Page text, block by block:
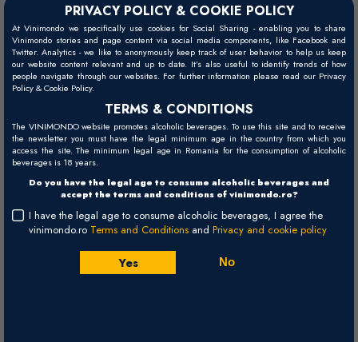
PRIVACY POLICY & COOKIE POLICY
At Vinimondo we specifically use cookies for Social Sharing - enabling you to share
Vinimondo stories and page content via social media components, like Facebook and
Twitter. Analytics - we like to anonymously keep track of user behavior to help us keep
our website content relevant and up to date. It’s also useful to identify trends of how
people navigate through our websites. For further information please read our Privacy
Policy & Cookie Policy.
TERMS & CONDITIONS
The VINIMONDO website promotes alcoholic beverages. To use this site and to receive
the newsletter you must have the legal minimum age in the country from which you
access the site. The minimum legal age in Romania for the consumption of alcoholic
beverages is 18 years.
Do you have the legal age to consume alcoholic beverages and
accept the terms and conditions of vinimondo.ro?
I have the legal age to consume alcoholic beverages, I agree the
vinimondo.ro Terms and Conditions and Privacy and cookie policy
Yes No
*Poza este doar cu titlu informativ. Anul de recoltă este cel specificat în